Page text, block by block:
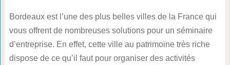
Bordeaux est l’une des plus belles villes de la France qui
vous offrent de nombreuses solutions pour un séminaire
d’entreprise. En effet, cette ville au patrimoine très riche
dispose de ce qu’il faut pour organiser des activités